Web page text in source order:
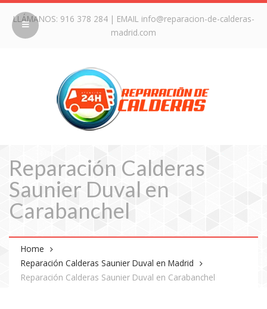
LLÁMANOS: 916 378 284| EMAIL info@reparacion-de-calderas-
madrid.com
Reparación Calderas
Saunier Duval en
Carabanchel
Home
Reparación Calderas Saunier Duval en Madrid
Reparación Calderas Saunier Duval en Carabanchel